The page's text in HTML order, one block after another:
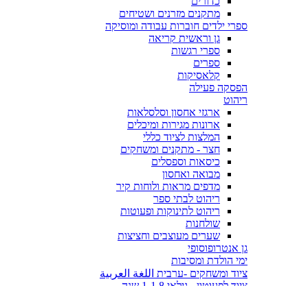
מתקנים מזרנים ושטיחים
ספרי ילדים חוברות עבודה ומוסיקה
גן וראשית קריאה
ספרי רגשות
ספרים
קלאסיקות
הפסקה פעילה
ריהוט
ארגזי אחסון וסלסלאות
ארונות מגירות ומיכלים
המלצות לציוד כללי
חצר - מתקנים ומשחקים
כיסאות וספסלים
מבואה ואחסון
מדפים מראות ולוחות קיר
ריהוט לבתי ספר
ריהוט לתינוקות ופעוטות
שולחנות
שערים מעוצבים וחציצות
גן אנטרופוסופי
ימי הולדת ומסיבות
ציוד ומשחקים -ערבית اللغة العربية